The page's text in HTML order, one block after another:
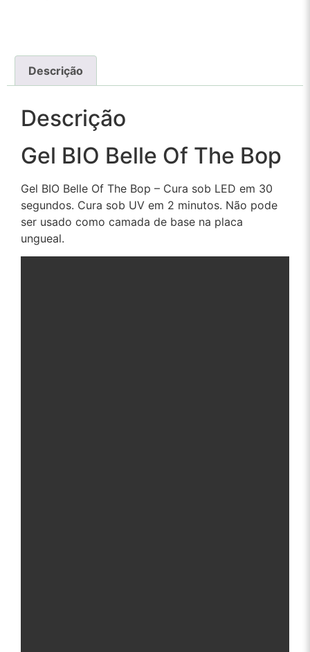
Descrição
Descrição
Gel BIO Belle Of The Bop
Gel BIO Belle Of The Bop – Cura sob LED em 30
segundos. Cura sob UV em 2 minutos. Não pode
ser usado como camada de base na placa
ungueal.